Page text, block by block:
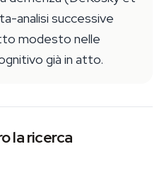
analisi successive
modesto nelle
già in atto.
la ricerca